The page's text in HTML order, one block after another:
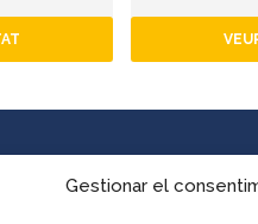
Gestionar el